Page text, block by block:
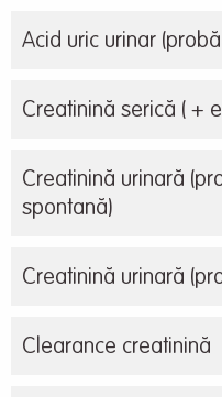
Acid uric urinar
Creatinină serică ( +
Creatinină urinară
spontană)
Creatinină urinară
Clearance creatinină